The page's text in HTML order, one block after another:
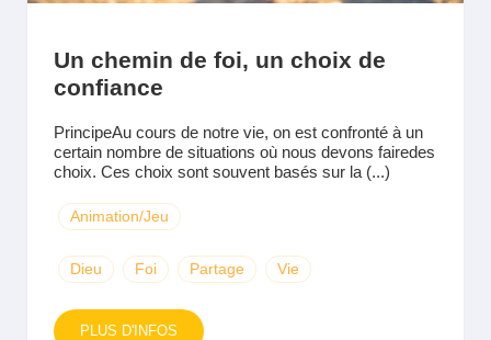
Un chemin de foi, un choix de
confiance
PrincipeAu cours de notre vie, on est confronté à un
certain nombre de situations où nous devons fairedes
choix. Ces choix sont souvent basés sur la (...)
Animation/Jeu
Dieu Foi Partage Vie
PLUS D'INFOS